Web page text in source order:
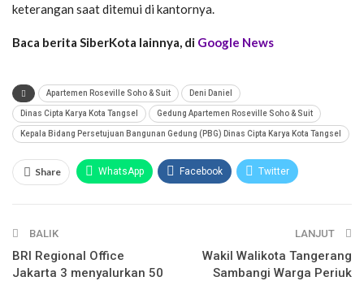
keterangan saat ditemui di kantornya.
Baca berita SiberKota lainnya, di Google News
Apartemen Roseville Soho & Suit Deni Daniel
Dinas Cipta Karya Kota Tangsel Gedung Apartemen Roseville Soho & Suit
Kepala Bidang Persetujuan Bangunan Gedung (PBG) Dinas Cipta Karya Kota Tangsel
Share WhatsApp Facebook Twitter
LINE
BALIK
BRI Regional Office
Jakarta 3 menyalurkan 50
LANJUT
Wakil Walikota Tangerang
Sambangi Warga Periuk